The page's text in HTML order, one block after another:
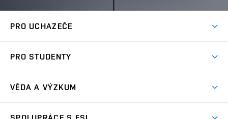
PRO UCHAZEČE
Ambasadoři studia
PRO STUDENTY
Studijní předpisy
VĚDA A VÝZKUM